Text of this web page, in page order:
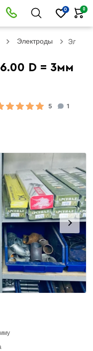
0 0
Электроды
D = 3мм
5 1